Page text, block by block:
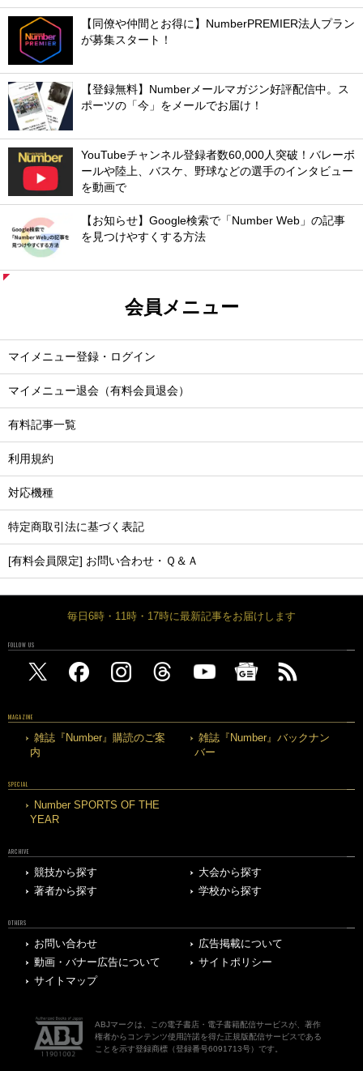
【同僚や仲間とお得に】NumberPREMIER法人プラン
が募集スタート！
【登録無料】Numberメールマガジン好評配信中。ス
ポーツの「今」をメールでお届け！
YouTubeチャンネル登録者数60,000人突破！バレーボ
ールや陸上、バスケ、野球などの選手のインタビュー
を動画で
【お知らせ】Google検索で「Number Web」の記事
を見つけやすくする方法
会員メニュー
マイメニュー登録・ログイン
マイメニュー退会（有料会員退会）
有料記事一覧
利用規約
対応機種
特定商取引法に基づく表記
[有料会員限定] お問い合わせ・Ｑ＆Ａ
毎日6時・11時・17時に最新記事をお届けします
FOLLOW US
MAGAZINE
雑誌『Number』購読のご案
内
雑誌『Number』バックナン
バー
SPECIAL
Number SPORTS OF THE
YEAR
ARCHIVE
競技から探す
大会から探す
著者から探す
学校から探す
OTHERS
お問い合わせ
広告掲載について
動画・バナー広告について
サイトポリシー
サイトマップ
ABJマークは、この電子書店・電子書籍配信サービスが、著作
権者からコンテンツ使用許諾を得た正規版配信サービスである
ことを示す登録商標（登録番号6091713号）です。